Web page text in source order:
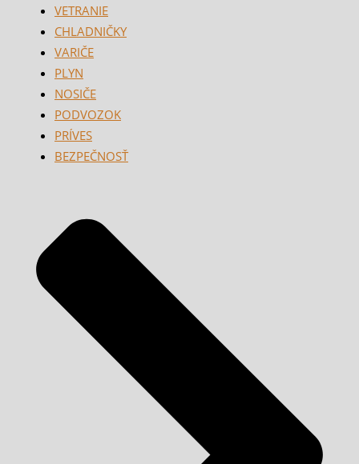
VETRANIE
CHLADNIČKY
VARIČE
PLYN
NOSIČE
PODVOZOK
PRÍVES
BEZPEČNOSŤ